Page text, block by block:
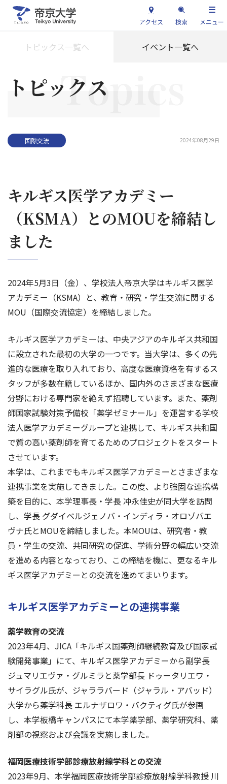
アクセス 検索 メニュー
トピックス一覧へ イベント一覧へ
トピックス
国際交流 2024年08月29日
キルギス医学アカデミー
（KSMA）とのMOUを締結し
ました
2024年5月3日（金）、学校法人帝京大学はキルギス医学
アカデミー（KSMA）と、教育・研究・学生交流に関する
MOU（国際交流協定）を締結しました。
キルギス医学アカデミーは、中央アジアのキルギス共和国
に設立された最初の大学の一つです。当大学は、多くの先
進的な医療を取り入れており、高度な医療資格を有するス
タッフが多数在籍しているほか、国内外のさまざまな医療
分野における専門家を絶えず招聘しています。また、薬剤
師国家試験対策予備校「薬学ゼミナール」を運営する学校
法人医学アカデミーグループと連携して、キルギス共和国
で質の高い薬剤師を育てるためのプロジェクトをスタート
させています。
本学は、これまでもキルギス医学アカデミーとさまざまな
連携事業を実施してきました。この度、より強固な連携構
築を目的に、本学理事長・学長 冲永佳史が同大学を訪問
し、学長 グダイベルジェノバ・インディラ・オロゾバエ
ヴナ氏とMOUを締結しました。本MOUは、研究者・教
員・学生の交流、共同研究の促進、学術分野の幅広い交流
を進める内容となっており、この締結を機に、更なるキル
ギス医学アカデミーとの交流を進めてまいります。
キルギス医学アカデミーとの連携事業
薬学教育の交流
2023年4月、JICA「キルギス国薬剤師継続教育及び国家試
験開発事業」にて、キルギス医学アカデミーから副学長
ジュマリエヴァ・グルミラと薬学部長 ドゥータリエワ・
サイラグル氏が、ジャララバード（ジャラル・アバッド）
大学から薬学科長 エルナザロワ・バクティグ氏が参画
し、本学板橋キャンパスにて本学薬学部、薬学研究科、薬
剤部の視察および会議を実施しました。
福岡医療技術学部診療放射線学科との交流
2023年9月、本学福岡医療技術学部診療放射線学科教授 川